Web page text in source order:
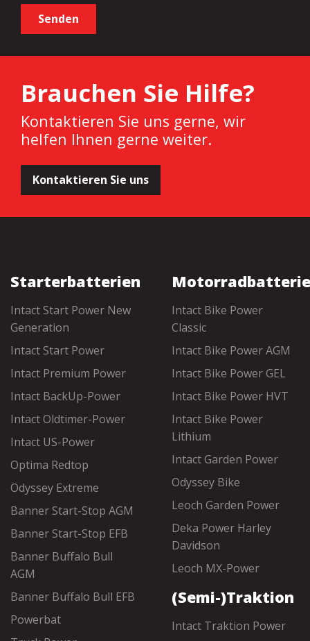
Senden
Brauchen Sie Hilfe?
Kontaktieren Sie uns gerne, wir
helfen Ihnen gerne weiter.
Kontaktieren Sie uns
Starterbatterien
Intact Start Power New
Generation
Intact Start Power
Intact Premium Power
Intact BackUp-Power
Intact Oldtimer-Power
Intact US-Power
Optima Redtop
Odyssey Extreme
Banner Start-Stop AGM
Banner Start-Stop EFB
Banner Buffalo Bull
AGM
Banner Buffalo Bull EFB
Powerbat
Intact Bike Power
Classic
Intact Bike Power AGM
Intact Bike Power GEL
Intact Bike Power HVT
Intact Bike Power
Lithium
Intact Garden Power
Odyssey Bike
Leoch Garden Power
Deka Power Harley
Davidson
Leoch MX-Power
(Semi-)Traktion
Intact Traktion Power